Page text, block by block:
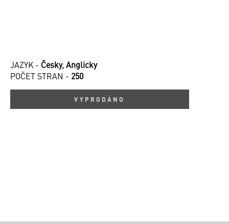
JAZYK - Česky, Anglicky
POČET STRAN - 250
VYPRODÁNO